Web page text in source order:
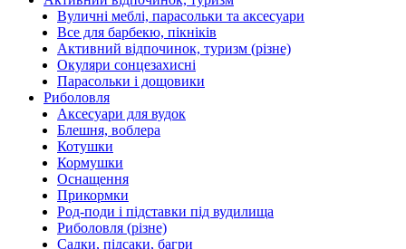
Вуличні меблі, парасольки та аксесуари
Все для барбекю, пікніків
Активний відпочинок, туризм (різне)
Окуляри сонцезахисні
Парасольки і дощовики
Риболовля
Аксесуари для вудок
Блешня, воблера
Котушки
Кормушки
Оснащення
Прикормки
Род-поди і підставки під вудилища
Риболовля (різне)
Садки, підсаки, багри